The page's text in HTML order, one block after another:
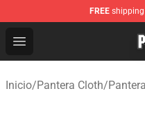
FREE
Open menu
Pantera Store -
Inicio/Pantera Cloth/